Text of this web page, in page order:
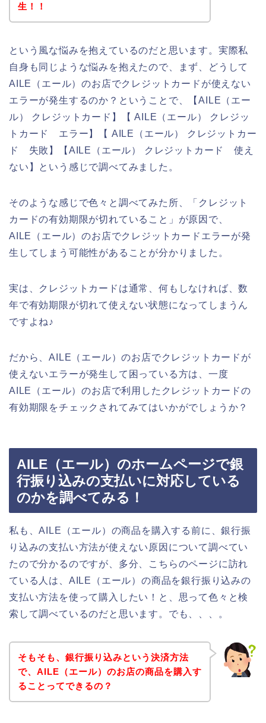
生！！
という風な悩みを抱えているのだと思います。実際私
自身も同じような悩みを抱えたので、まず、どうして
AILE（エール）のお店でクレジットカードが使えない
エラーが発生するのか？ということで、【AILE（エー
ル） クレジットカード】【 AILE（エール） クレジッ
トカード エラー】【 AILE（エール） クレジットカー
ド 失敗】【AILE（エール） クレジットカード 使え
ない】という感じで調べてみました。
そのような感じで色々と調べてみた所、「クレジット
カードの有効期限が切れていること」が原因で、
AILE（エール）のお店でクレジットカードエラーが発
生してしまう可能性があることが分かりました。
実は、クレジットカードは通常、何もしなければ、数
年で有効期限が切れて使えない状態になってしまうん
ですよね♪
だから、AILE（エール）のお店でクレジットカードが
使えないエラーが発生して困っている方は、一度
AILE（エール）のお店で利用したクレジットカードの
有効期限をチェックされてみてはいかがでしょうか？
AILE（エール）のホームページで銀
行振り込みの支払いに対応している
のかを調べてみる！
私も、AILE（エール）の商品を購入する前に、銀行振
り込みの支払い方法が使えない原因について調べてい
たので分かるのですが、多分、こちらのページに訪れ
ている人は、AILE（エール）の商品を銀行振り込みの
支払い方法を使って購入したい！と、思って色々と検
索して調べているのだと思います。でも、、、。
そもそも、銀行振り込みという決済方法
で、AILE（エール）のお店の商品を購入す
ることってできるの？